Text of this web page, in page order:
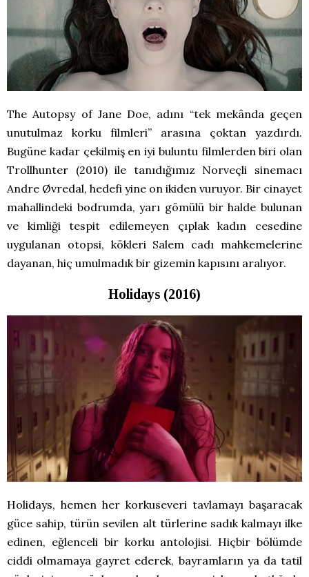
The Autopsy of Jane Doe, adını “tek mekânda geçen
unutulmaz korku filmleri” arasına çoktan yazdırdı.
Bugüne kadar çekilmiş en iyi buluntu filmlerden biri olan
Trollhunter (2010) ile tanıdığımız Norveçli sinemacı
Andre Øvredal, hedefi yine on ikiden vuruyor. Bir cinayet
mahallindeki bodrumda, yarı gömülü bir halde bulunan
ve kimliği tespit edilemeyen çıplak kadın cesedine
uygulanan otopsi, kökleri Salem cadı mahkemelerine
dayanan, hiç umulmadık bir gizemin kapısını aralıyor.
Holidays (2016)
Holidays, hemen her korkuseveri tavlamayı başaracak
güce sahip, türün sevilen alt türlerine sadık kalmayı ilke
edinen, eğlenceli bir korku antolojisi. Hiçbir bölümde
ciddi olmamaya gayret ederek, bayramların ya da tatil